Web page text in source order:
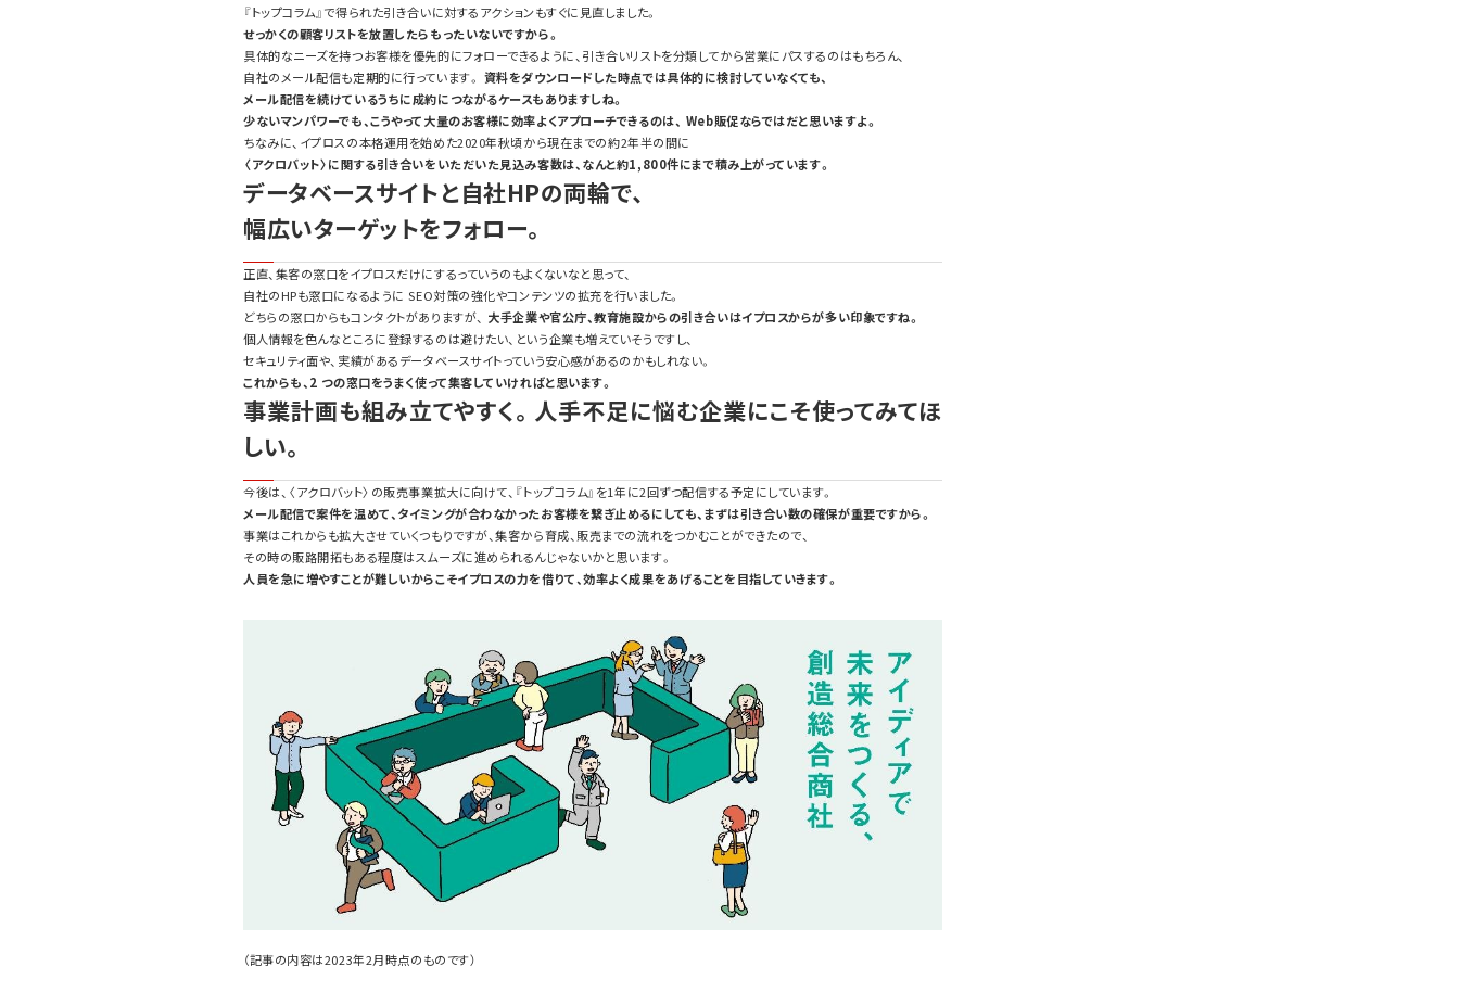
『トップコラム』で得られた引き合いに対するアクションもすぐに見直しました。
せっかくの顧客リストを放置したらもったいないですから。
具体的なニーズを持つお客様を優先的にフォローできるように、引き合いリストを分類してから営業にパスするのはもちろん、
自社のメール配信も定期的に行っています。 資料をダウンロードした時点では具体的に検討していなくても、
メール配信を続けているうちに成約につながるケースもありますしね。
少ないマンパワーでも、こうやって大量のお客様に効率よくアプローチできるのは、 Web販促ならではだと思いますよ。
ちなみに、イプロスの本格運用を始めた2020年秋頃から現在までの約2年半の間に
〈アクロバット〉に関する引き合いをいただいた見込み客数は、なんと約1,800件にまで積み上がっています。
データベースサイトと自社HPの両輪で、
幅広いターゲットをフォロー。
正直、集客の窓口をイプロスだけにするっていうのもよくないなと思って、
自社のHPも窓口になるようにSEO対策の強化やコンテンツの拡充を行いました。
どちらの窓口からもコンタクトがありますが、 大手企業や官公庁、教育施設からの引き合いはイプロスからが多い印象ですね。
個人情報を色んなところに登録するのは避けたい、という企業も増えていそうですし、
セキュリティ面や、実績があるデータベースサイトっていう安心感があるのかもしれない。
これからも、 2 つの窓口をうまく使って集客していければと思います。
事業計画も組み立てやすく。人手不足に悩む企業にこそ使ってみてほ
しい。
今後は、〈アクロバット〉の販売事業拡大に向けて、『トップコラム』を1年に2回ずつ配信する予定にしています。
メール配信で案件を温めて、タイミングが合わなかったお客様を繋ぎ止めるにしても、まずは引き合い数の確保が重要ですから。
事業はこれからも拡大させていくつもりですが、集客から育成、販売までの流れをつかむことができたので、
その時の販路開拓もある程度はスムーズに進められるんじゃないかと思います。
人員を急に増やすことが難しいからこそイプロスの力を借りて、効率よく成果をあげることを目指していきます。
（記事の内容は2023年2月時点のものです）